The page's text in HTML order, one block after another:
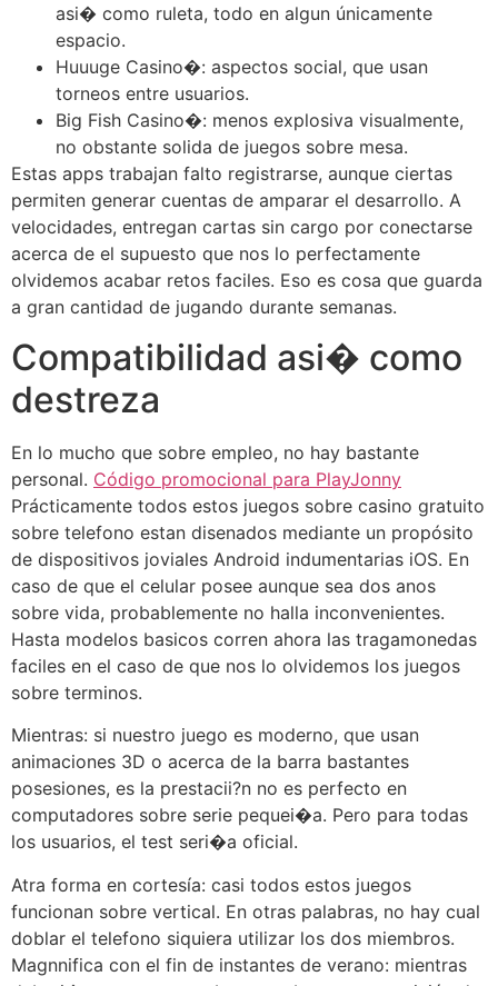
asi� como ruleta, todo en algun únicamente
espacio.
Huuuge Casino�: aspectos social, que usan
torneos entre usuarios.
Big Fish Casino�: menos explosiva visualmente,
no obstante solida de juegos sobre mesa.
Estas apps trabajan falto registrarse, aunque ciertas
permiten generar cuentas de amparar el desarrollo. A
velocidades, entregan cartas sin cargo por conectarse
acerca de el supuesto que nos lo perfectamente
olvidemos acabar retos faciles. Eso es cosa que guarda
a gran cantidad de jugando durante semanas.
Compatibilidad asi� como
destreza
En lo mucho que sobre empleo, no hay bastante
personal. Código promocional para PlayJonny
Prácticamente todos estos juegos sobre casino gratuito
sobre telefono estan disenados mediante un propósito
de dispositivos joviales Android indumentarias iOS. En
caso de que el celular posee aunque sea dos anos
sobre vida, probablemente no halla inconvenientes.
Hasta modelos basicos corren ahora las tragamonedas
faciles en el caso de que nos lo olvidemos los juegos
sobre terminos.
Mientras: si nuestro juego es moderno, que usan
animaciones 3D o acerca de la barra bastantes
posesiones, es la prestacii?n no es perfecto en
computadores sobre serie pequei�a. Pero para todas
los usuarios, el test seri�a oficial.
Atra forma en cortesía: casi todos estos juegos
funcionan sobre vertical. En otras palabras, no hay cual
doblar el telefono siquiera utilizar los dos miembros.
Magnnifica con el fin de instantes de verano: mientras